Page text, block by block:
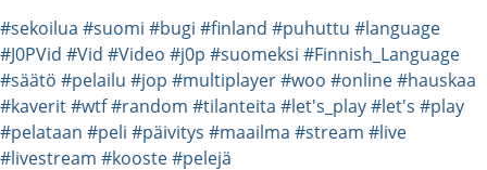
#sekoilua #suomi #bugi #finland #puhuttu #language
#J0PVid #Vid #Video #j0p #suomeksi #Finnish_Language
#säätö #pelailu #jop #multiplayer#woo #online#hauskaa
#kaverit#wtf#random #tilanteita #let's_play#let's #play
#pelataan #peli #päivitys #maailma #stream #live
#livestream #kooste#pelejä